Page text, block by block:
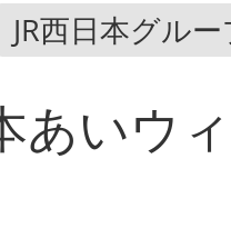
JR西日本グル
あいウ